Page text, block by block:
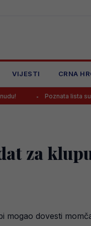
VIJESTI CRNA
Poznata lista sudija za novu
za
dovesti